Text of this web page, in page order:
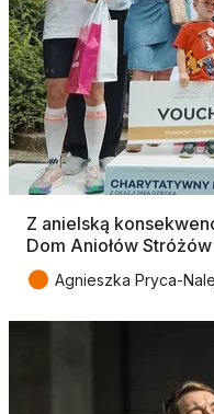
Z anielską
Dom Aniołów
● Agnieszka Pryca-